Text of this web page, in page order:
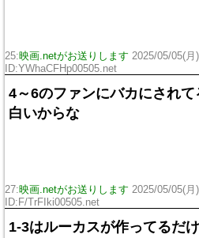
25:映画.netがお送りします 2025/05/05(
ID:YWhaCFHp00505.net
4～6のファンにバカにされ
白いからな
27:映画.netがお送りします 2025/05/05(
ID:F/TrFIki00505.net
1-3はルーカスが作ってるだ